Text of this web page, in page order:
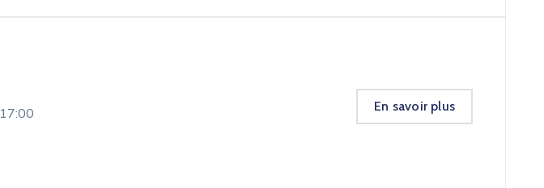
17:00
En savoir plus